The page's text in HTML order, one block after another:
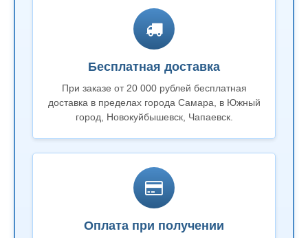
Бесплатная доставка
При заказе от 20 000 рублей бесплатная
доставка в пределах города Самара, в Южный
город, Новокуйбышевск, Чапаевск.
Оплата при получении